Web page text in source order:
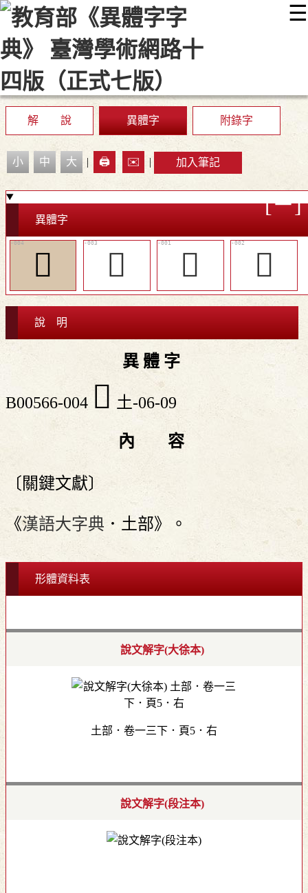
☰
::: 最新消息 常見問題 編輯說明
顯示模式
網站導覽
解 說 異體字 附錄字
小 中 大 | 🖨️ ✉️ | 加入筆記
異體字
󷓥 󷓤 𧯧 󷓣
說 明
異 體 字
B00566-004 󷓥 土-06-09
內 容
〔關鍵文獻〕
《漢語大字典 ．土部》。
形體資料表
說文解字(大徐本)
土部．卷一三下．頁5．右
說文解字(段注本)